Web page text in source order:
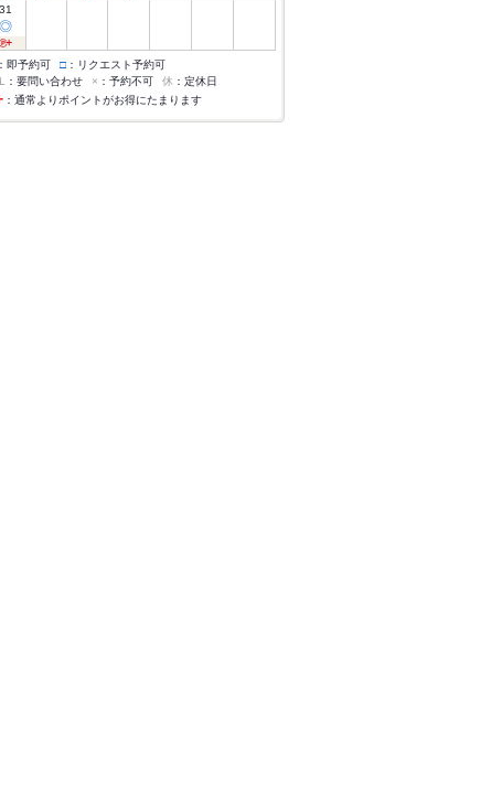
31
◎
：即予約可 □ ：リクエスト予約可
：要問い合わせ × ：予約不可 休 ：定休日
：通常よりポイントがお得にたまります